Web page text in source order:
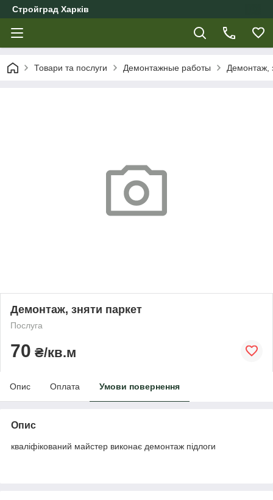
Стройград Харків
Товари та послуги Демонтажные работы Демонтаж,
Демонтаж, зняти паркет
Послуга
70 ₴/кв.м
Опис Оплата Умови повернення
Опис
кваліфікований майстер виконає демонтаж підлоги